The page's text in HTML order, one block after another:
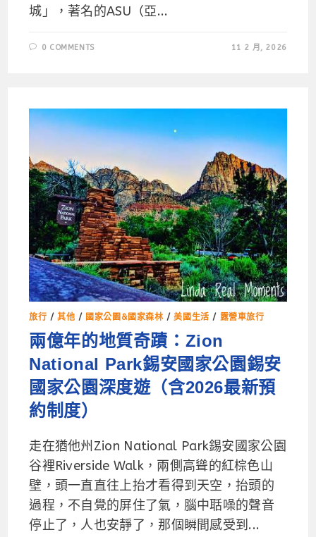
城」，著名的ASU（亞...
0 COMMENTS 11 2 月, 2026
旅行 /其他 / 國家公園&國家森林 /美國生活 / 露營車旅行
兩億年的地質奇蹟：Zion
National Park錫安國家公園錫安
國家公園深度遊（含2026最新預
約制​​度）
走在猶他州Zion National Park錫安國家公園
谷裡Riverside Walk，兩側高聳的紅棕色山
壁，頭一直直往上抬才看得到天空，抬頭的
過程，不自覺的屏住了氣，腦中聒噪的聲音
停止了，人也安靜了，那個瞬間感受到...